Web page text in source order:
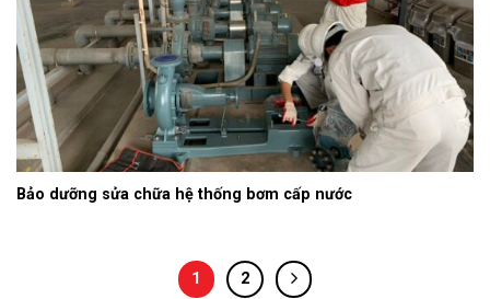
Bảo dưỡng sửa chữa hệ thống bơm cấp nước
1 2